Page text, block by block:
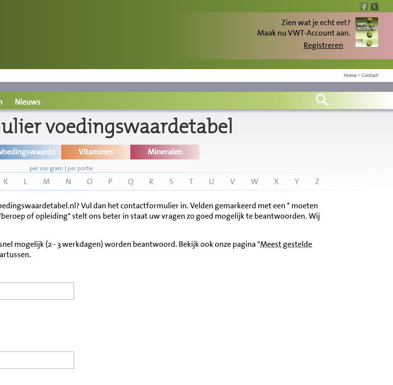
Zien wat je echt eet?
Maak nu VWT-Account aan.
Registreren
Home > Contact
Nieuws
voedingswaardetabel
Vitamines Mineralen
per 100 gram | per portie
K L M N O P Q R S T U V W X Y Z
Vul dan het contactformulier in. Velden gemarkeerd met een * moeten
of opleiding" stelt ons beter in staat uw vragen zo goed mogelijk te beantwoorden. Wij
mogelijk (2 - 3 werkdagen) worden beantwoord. Bekijk ook onze pagina "Meest gestelde